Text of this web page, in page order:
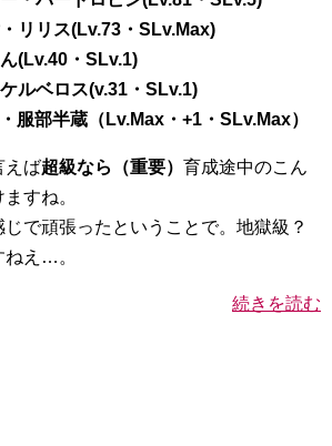
リリス(Lv.73・SLv.Max)
(Lv.40・SLv.1)
ルベロス(v.31・SLv.1)
服部半蔵（Lv.Max・+1・SLv.Max）
えば超級なら（重要） 育成途中のこん
すね。
で頑張ったということで。地獄級？
ねえ…。
続きを読む